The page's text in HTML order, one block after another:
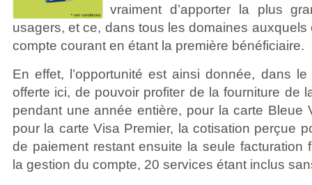
vraiment d’apporter la plus
usagers, et ce, dans tous les domaines
compte courant en étant la première bénéficiaire.
En effet, l’opportunité est ainsi donnée, dans
offerte ici, de pouvoir profiter de la fourniture de
pendant une année entière, pour la carte Bleue
pour la carte Visa Premier, la cotisation perçue
de paiement restant ensuite la seule facturation
la gestion du compte, 20 services étant inclus